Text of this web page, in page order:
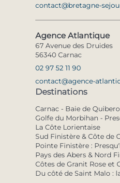
contact@bretagne-
Agence Atlantique
67 Avenue des Druides
56340 Carnac
02 97 52 11 90
contact@agence-
Destinations
Carnac - Baie de
Golfe du Morbihan -
La Côte Lorientaise
Sud Finistère & Côte de
Pointe Finistère :
Pays des Abers & Nord
Côtes de Granit Rose et
Du côté de Saint Malo :